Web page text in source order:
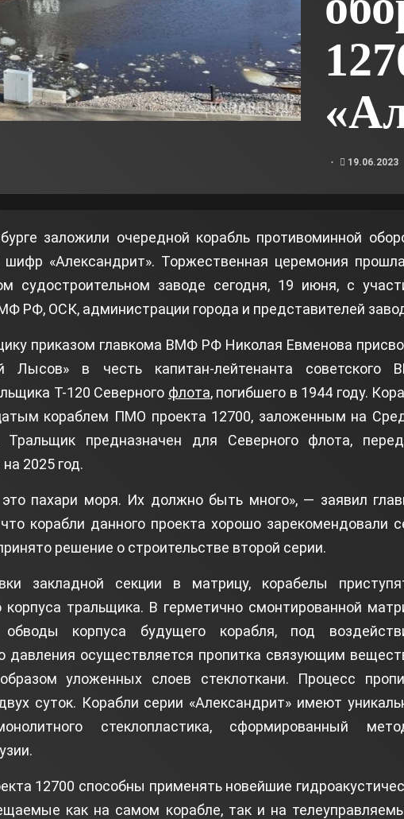
19.06.2023
заложили очередной корабль противоминной
шифр «Александрит». Торжественная церемония
судостроительном заводе сегодня, 19 июня, с
РФ, ОСК, администрации города и представителей
приказом главкома ВМФ РФ Николая Евменова
Лысов» в честь капитан-лейтенанта советского
Т-120 Северного флота, погибшего в 1944 году.
кораблем ПМО проекта 12700, заложенным на
предназначен для Северного флота,
2025 год.
пахари моря. Их должно быть много», — заявил
корабли данного проекта хорошо зарекомендовали
решение о строительстве второй серии.
закладной секции в матрицу, корабелы
тральщика. В герметично смонтированной
корпуса будущего корабля, под
давления осуществляется пропитка связующим
уложенных слоев стеклоткани. Процесс
суток. Корабли серии «Александрит» имеют
стеклопластика, сформированный
12700 способны применять новейшие
как на самом корабле, так и на